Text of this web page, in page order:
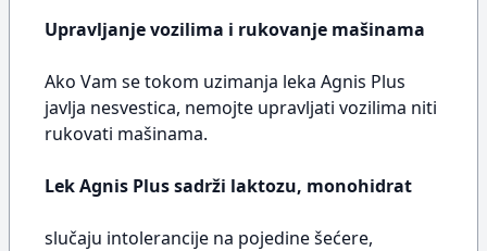
Upravljanje vozilima i rukovanje mašinama
Ako Vam se tokom uzimanja leka Agnis Plus
javlja nesvestica, nemojte upravljati vozilima niti
rukovati mašinama.
Lek Agnis Plus sadrži laktozu, monohidrat
slučaju intolerancije na pojedine šećere,